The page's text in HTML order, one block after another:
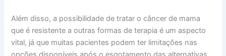
Além disso, a possibilidade de tratar o câncer de mama
que é resistente a outras formas de terapia é um aspecto
vital, já que muitas pacientes podem ter limitações nas